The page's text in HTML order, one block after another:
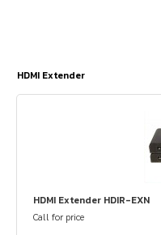
HDMI Extender
HDMI Extender HDIR-EXN
Call for price